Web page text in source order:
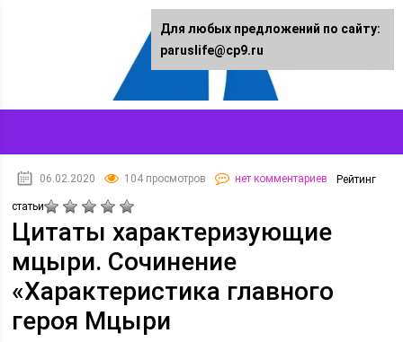
06.02.2020 104 просмотров нет комментариев Рейтинг
статьи
Цитаты характеризующие
мцыри. Сочинение
«Характеристика главного
героя Мцыри
Для любых предложений по сайту:
paruslife@cp9.ru